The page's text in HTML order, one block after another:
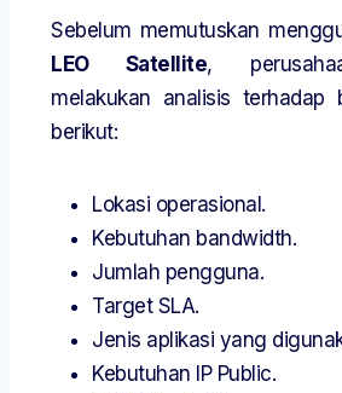
Sebelum memutuskan
LEO Satellite,
melakukan analisis terhadap
berikut:
Lokasi operasional.
Kebutuhan bandwidth.
Jumlah pengguna.
Target SLA.
Jenis aplikasi yang
Kebutuhan IP Public.